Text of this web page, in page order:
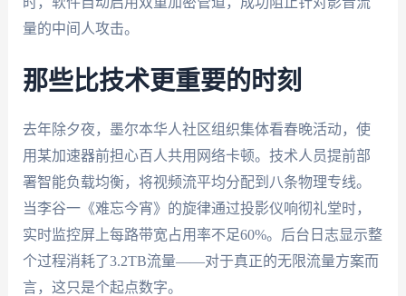
量的中间人攻击。
那些比技术更重要的时刻
去年除夕夜，墨尔本华人社区组织集体看春晚活动，使
用某加速器前担心百人共用网络卡顿。技术人员提前部
署智能负载均衡，将视频流平均分配到八条物理专线。
当李谷一《难忘今宵》的旋律通过投影仪响彻礼堂时，
实时监控屏上每路带宽占用率不足60%。后台日志显示整
个过程消耗了3.2TB流量——对于真正的无限流量方案而
言，这只是个起点数字。